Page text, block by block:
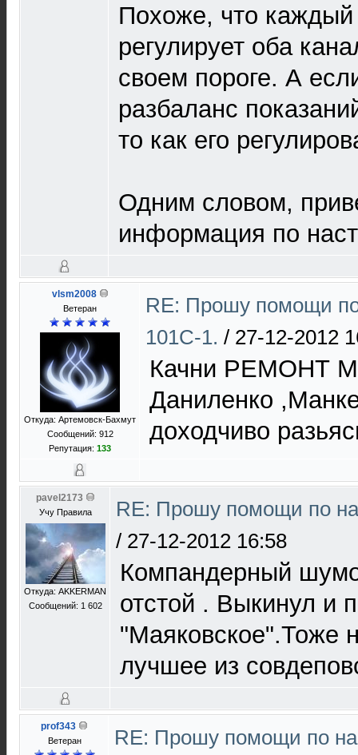
Похоже, что каждый
регулирует оба
своем пороге. А
разбаланс
то как его
Одним словом,
информация по
vlsm2008
Ветеран
Откуда: Артемовск-Бахмут
Сообщений: 912
Репутация: 133
RE: Прошу помощи
101С-1. / 27-12-2012
Качни РЕМОНТ
Даниленко
доходчиво
pavel2173
Учу Правила
Откуда: АKKERMAN
Сообщений: 1 602
RE: Прошу помощи по
/ 27-12-2012 16:58
Компандерный
отстой . Выкинул и
"Маяковское".Тоже
лучшее из
prof343
Ветеран RE: Прошу помощи по